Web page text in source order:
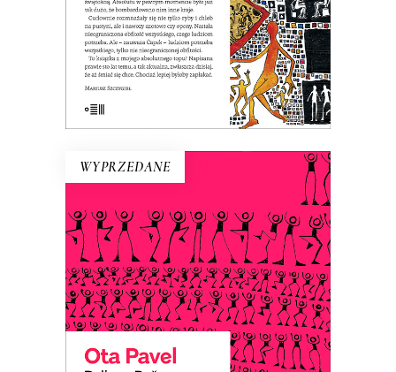
E-BOOK DO KOSZYKA
39.00zł 19.50zł
WYPRZEDANE
BAJKA O RAŠCE
Ota Pavel pisał reportaże sportowe,
które były popularne, bo ich autor
„ubaśniawiał” sport. Dzięki temu te